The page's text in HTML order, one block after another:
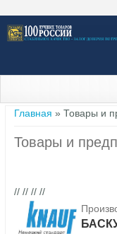
Вы здесь
Главная » Товары и
Товары и
// // // //